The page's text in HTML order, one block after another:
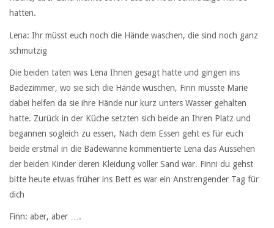
hatten.
Lena: Ihr müsst euch noch die Hände waschen, die sind noch ganz
schmutzig
Die beiden taten was Lena Ihnen gesagt hatte und gingen ins
Badezimmer, wo sie sich die Hände wuschen, Finn musste Marie
dabei helfen da sie ihre Hände nur kurz unters Wasser gehalten
hatte. Zurück in der Küche setzten sich beide an Ihren Platz und
begannen sogleich zu essen, Nach dem Essen geht es für euch
beide erstmal in die Badewanne kommentierte Lena das Aussehen
der beiden Kinder deren Kleidung voller Sand war. Finni du gehst
bitte heute etwas früher ins Bett es war ein Anstrengender Tag für
dich
Finn: aber, aber ….